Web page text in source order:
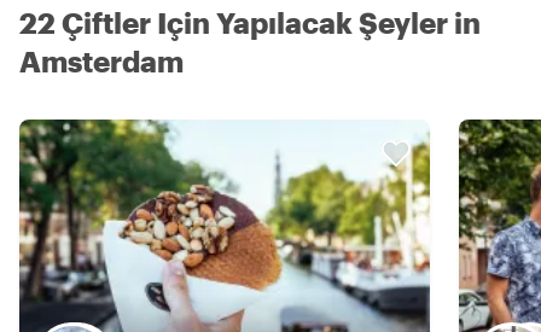
22 Çiftler Için Yapılacak Şeyler in
Amsterdam